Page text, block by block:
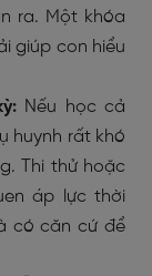
ra. Một khóa
giúp con hiểu
Nếu học cả
huynh rất khó
Thi thử hoặc
áp lực thời
có căn cứ để